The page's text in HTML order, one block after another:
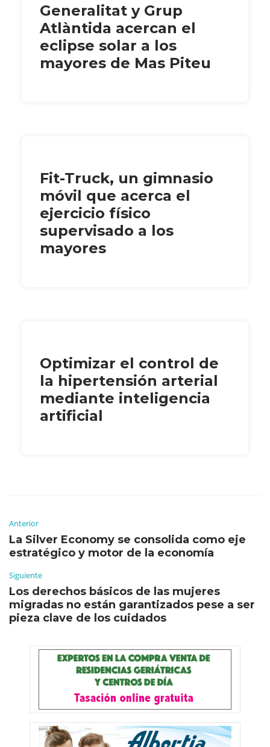
Generalitat y Grup
Atlàntida acercan el
eclipse solar a los
mayores de Mas Piteu
Fit-Truck, un gimnasio
móvil que acerca el
ejercicio físico
supervisado a los
mayores
Optimizar el control de
la hipertensión arterial
mediante inteligencia
artificial
Anterior
La Silver Economy se consolida como eje
estratégico y motor de la economía
Siguiente
Los derechos básicos de las mujeres
migradas no están garantizados pese a ser
pieza clave de los cuidados